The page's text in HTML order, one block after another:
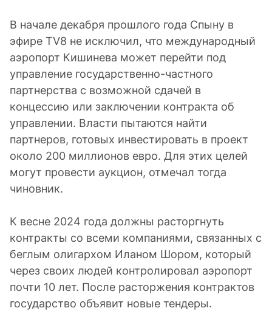
В начале декабря прошлого года Спыну в
эфире TV8 не исключил, что международный
аэропорт Кишинева может перейти под
управление государственно-частного
партнерства с возможной сдачей в
концессию или заключении контракта об
управлении. Власти пытаются найти
партнеров, готовых инвестировать в проект
около 200 миллионов евро. Для этих целей
могут провести аукцион, отмечал тогда
чиновник.
К весне 2024 года должны расторгнуть
контракты со всеми компаниями, связанных с
беглым олигархом Иланом Шором, который
через своих людей контролировал аэропорт
почти 10 лет. После расторжения контрактов
государство объявит новые тендеры.